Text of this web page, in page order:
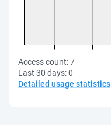
Access count:7
Last 30 days:0
Detailed usage statistics